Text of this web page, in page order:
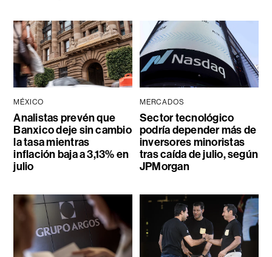
MÉXICO
Analistas prevén que
Banxico deje sin cambio
la tasa mientras
inflación baja a 3,13% en
julio
MERCADOS
Sector tecnológico
podría depender más de
inversores minoristas
tras caída de julio, según
JPMorgan